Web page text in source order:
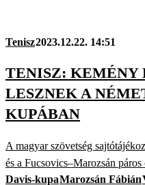
Tenisz2023.12.22. 14:51
TENISZ:
LESZNEK A
KUPÁBAN
A magyar szövetség
és a Fucsovics–Marozsán páros
Davis-kupaMarozsán Fábián